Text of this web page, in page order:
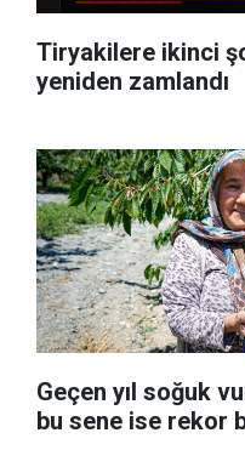
Tiryakilere ikinci
yeniden zamlandı
Geçen yıl soğuk
bu sene ise rekor